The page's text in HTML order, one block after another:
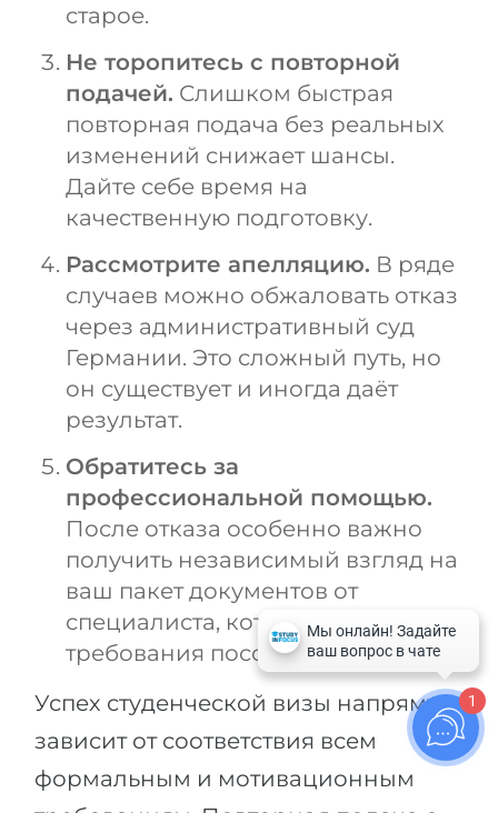
старое.
Не торопитесь с повторной
подачей. Слишком быстрая
повторная подача без реальных
изменений снижает шансы.
Дайте себе время на
качественную подготовку.
Рассмотрите апелляцию. В ряде
случаев можно обжаловать отказ
через административный суд
Германии. Это сложный путь, но
он существует и иногда даёт
результат.
Обратитесь за
профессиональной помощью.
После отказа особенно важно
получить независимый взгляд на
ваш пакет документов от
специалиста, который знает
требования посольства изнутри.
Успех студенческой визы напрямую
зависит от соответствия всем
формальным и мотивационным
1